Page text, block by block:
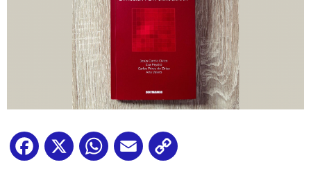
Facebook
X WhatsApp
Email